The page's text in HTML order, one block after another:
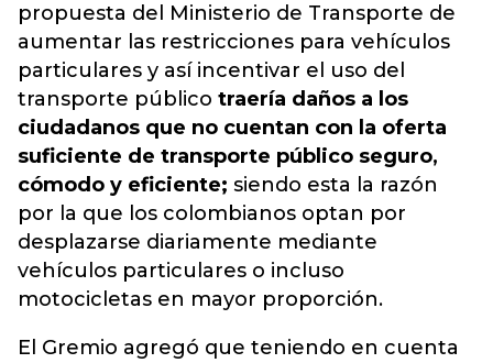
propuesta del Ministerio de Transporte de
aumentar las restricciones para vehículos
particulares y así incentivar el uso del
transporte público traería daños a los
ciudadanos que no cuentan con la oferta
suficiente de transporte público seguro,
cómodo y eficiente; siendo esta la razón
por la que los colombianos optan por
desplazarse diariamente mediante
vehículos particulares o incluso
motocicletas en mayor proporción.
El Gremio agregó que teniendo en cuenta